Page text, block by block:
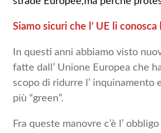
Siamo sicuri che l’ UE li conosca
In questi anni abbiamo visto
fatte dall’ Unione Europea che
scopo di ridurre l’ inquinamento
più “green”.
Fra queste manovre c’è l’